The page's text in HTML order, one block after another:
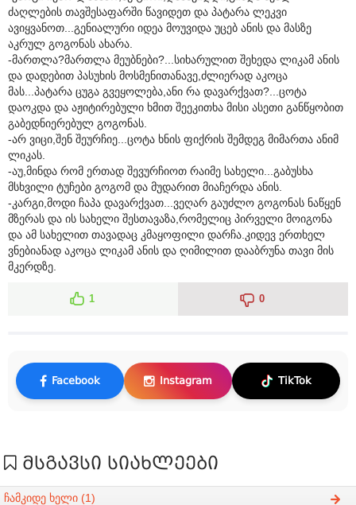
ძაღლების თავშესაფარში წავიდეთ და პატარა ლეკვი
ავიყვანოთ...გენიალური იდეა მოუვიდა უცებ ანის და მასზე
აკრულ გოგონას ახარა.
-მართლა?მართლა მეუბნები?...სიხარულით შეხედა ლიკამ ანის
და დადებით პასუხის მოსმენითანავე,ძლიერად აკოცა
მას...პატარა ცუგა გვეყოლება,ანი რა დავარქვათ?...ცოტა
დაოკდა და აჟიტირებული ხმით შეეკითხა მისი ასეთი განწყობით
გაბედნიერებულ გოგონას.
-არ ვიცი,შენ შეურჩიე...ცოტა ხნის ფიქრის შემდეგ მიმართა ანიმ
ლიკას.
-აუ,მინდა რომ ერთად შევურჩიოთ რაიმე სახელი...გაბუსხა
მსხვილი ტუჩები გოგომ და მუდარით მიაჩერდა ანის.
-კარგი,მოდი ჩაპა დავარქვათ...ვეღარ გაუძლო გოგონას ნაწყენ
მზერას და ის სახელი შესთავაზა,რომელიც პირველი მოიგონა
და ამ სახელით თავადაც კმაყოფილი დარჩა.კიდევ ერთხელ
ვნებიანად აკოცა ლიკამ ანის და ღიმილით დააბრუნა თავი მის
მკერდზე.
1 0
Facebook Instagram TikTok
მსგავსი სიახლეები
ჩამკიდე ხელი (1)